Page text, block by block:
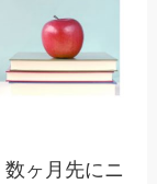
ヶ月先にニ